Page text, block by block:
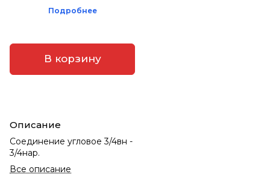
Подробнее
В корзину
Описание
Соединение угловое 3/4вн -
3/4нар.
Все описание